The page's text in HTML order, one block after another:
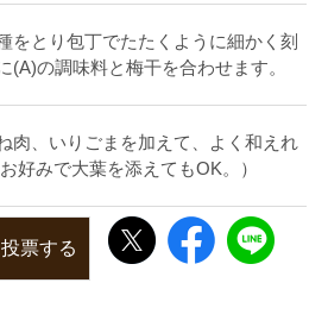
をとり包丁でたたくように細かく刻
(A)の調味料と梅干を合わせます。
肉、いりごまを加えて、よく和えれ
好みで大葉を添えてもOK。）
票する